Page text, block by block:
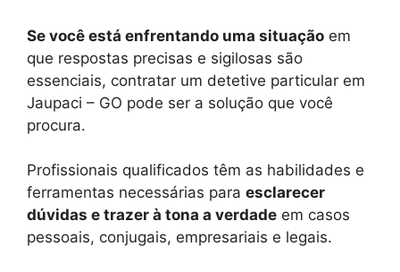
Se você está enfrentando uma situação em
que respostas precisas e sigilosas são
essenciais, contratar um detetive particular em
Jaupaci – GO pode ser a solução que você
procura.
Profissionais qualificados têm as habilidades e
ferramentas necessárias para esclarecer
dúvidas e trazer à tona a verdade em casos
pessoais, conjugais, empresariais e legais.